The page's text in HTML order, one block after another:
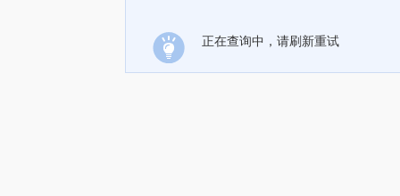
正在查询中，请刷新重试